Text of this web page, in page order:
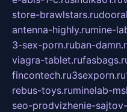
store-brawlstars.ru
antenna-highly.rumine-
3-sex-porn.ruban-
viagra-tablet.ru
fincontech.ru3sexporn.ru
rebus-toys.ruminelab-
seo-prodvizhenie-